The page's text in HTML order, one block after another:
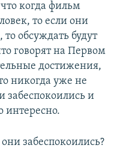
когда фильм
то если они
то обсуждать будут
говорят на Первом
достижения,
никогда уже не
забеспокоились и
интересно.
забеспокоились?